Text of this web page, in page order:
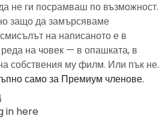
не ги посрамваш по възможност.
защо да замърсяваме
на написаното е в
на човек — в опашката, в
собствения му филм. Или пък не.
само за Премиум членове.
in here